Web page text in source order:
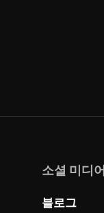
소셜 미디어
블로그